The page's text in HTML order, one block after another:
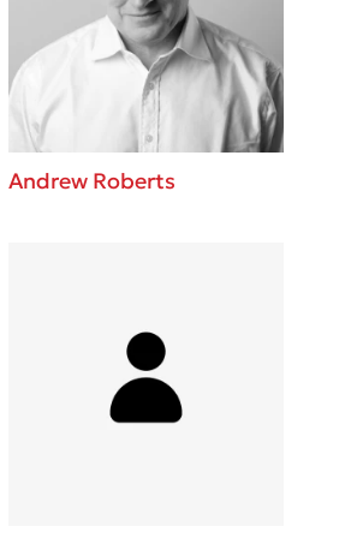
Andrew Roberts